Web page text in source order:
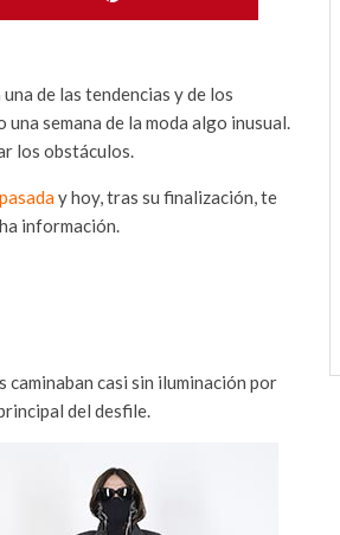
de las tendencias y de los
semana de la moda algo inusual.
los obstáculos.
y hoy, tras su finalización, te
información.
casi sin iluminación por
del desfile.